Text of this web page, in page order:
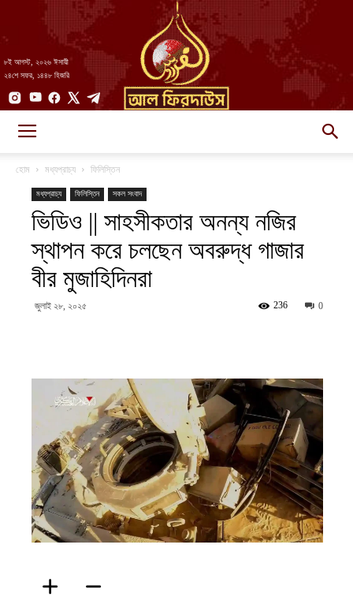
৮ই আগস্ট, ২০২৬ ঈসায়ী
২৪শে সফর, ১৪৪৮ হিজরি
||
হোম মধ্যপ্রাচ্য ফিলিস্তিন
মধ্যপ্রাচ্য ফিলিস্তিন সকল সংবাদ
ভিডিও || সাহসীকতার অনন্য নজির
স্থাপন করে চলছেন অবরুদ্ধ গাজার
বীর মুজাহিদিনরা
জুলাই ২৮, ২০২৫ 0
236